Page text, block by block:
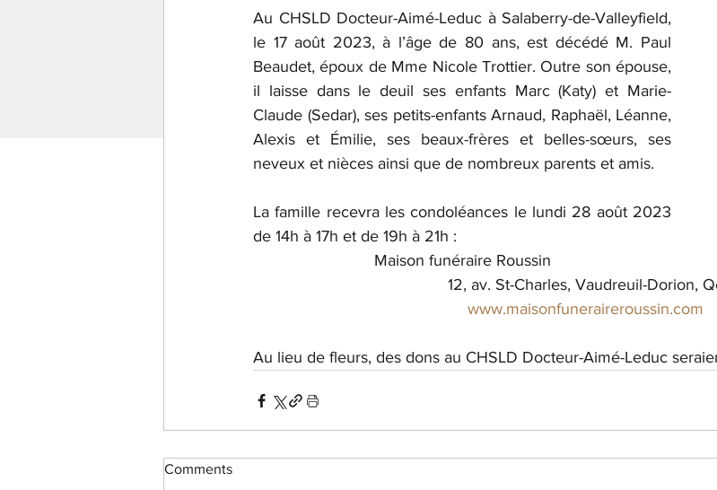
Au CHSLD Docteur-Aimé-Leduc à Salaberry-de-Valleyfield,
le 17 août 2023, à l’âge de 80 ans, est décédé M. Paul
Beaudet, époux de Mme Nicole Trottier. Outre son épouse,
il laisse dans le deuil ses enfants Marc (Katy) et Marie-
Claude (Sedar), ses petits-enfants Arnaud, Raphaël, Léanne,
Alexis et Émilie, ses beaux-frères et belles-sœurs, ses
neveux et nièces ainsi que de nombreux parents et amis.
La famille recevra les condoléances le lundi 28 août 2023
de 14h à 17h et de 19h à 21h :
Maison funéraire Roussin
12, av. St-Charles, Vaudreuil-Dorion,
www.maisonfuneraireroussin.com
Au lieu de fleurs, des dons au CHSLD Docteur-Aimé-Leduc
Comments